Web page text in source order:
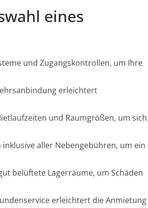
eines
und Zugangskontrollen, um Ihre
erleichtert
und Raumgrößen, um sich
inklusive aller Nebengebühren, um ein
belüftete Lagerräume, um Schäden
erleichtert die Anmietung